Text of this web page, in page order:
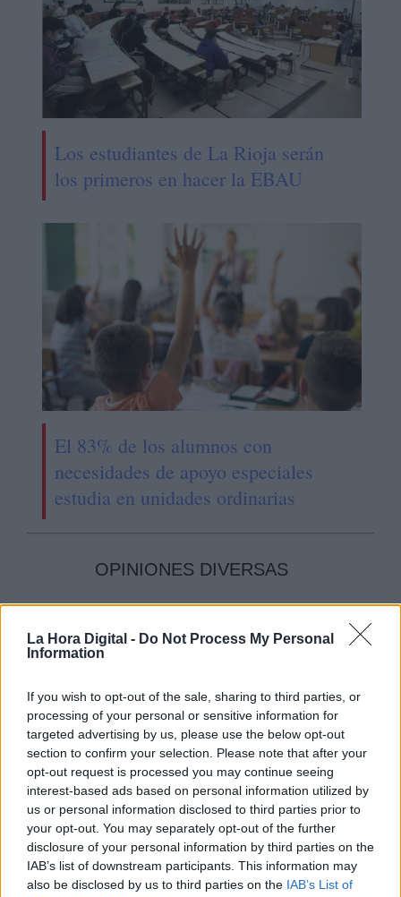
La Hora Digital - Do Not Process My Personal
Information
If you wish to opt-out of the sale, sharing to third parties, or
processing of your personal or sensitive information for
targeted advertising by us, please use the below opt-out
section to confirm your selection. Please note that after your
opt-out request is processed you may continue seeing
interest-based ads based on personal information utilized by
us or personal information disclosed to third parties prior to
your opt-out. You may separately opt-out of the further
disclosure of your personal information by third parties on the
IAB’s list of downstream participants. This information may
also be disclosed by us to third parties on the IAB’s List of
Los estudiantes de La Rioja serán
los primeros en hacer la EBAU
El 83% de los alumnos con
necesidades de apoyo especiales
estudia en unidades ordinarias
OPINIONES DIVERSAS
¿La ciudadanía de Occidente
es consciente del riesgo de
Álvaro Frutos Rosado y Gabinete
Geopolítica de Crisis
Suelta y confía
Por María Comesaña
Votantes y votados
Por Juan Manuel Beltrán